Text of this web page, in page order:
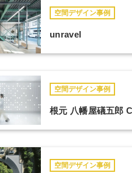
空間デザイン事例
unravel
空間デザイン事例
根元 八幡屋礒五郎
空間デザイン事例